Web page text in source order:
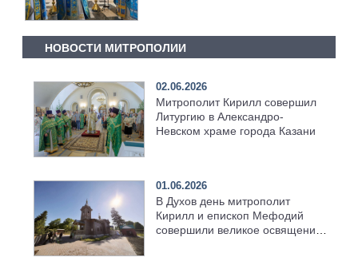
НОВОСТИ МИТРОПОЛИИ
02.06.2026
Митрополит Кирилл совершил
Литургию в Александро-
Невском храме города Казани
01.06.2026
В Духов день митрополит
Кирилл и епископ Мефодий
совершили великое освящение